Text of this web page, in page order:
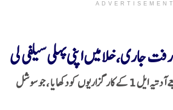
ADVERTISEMENT
اسرو نے ایک ویڈیو کے ذریعے آدتیہ ایل 1 کے کارگزاریوں کو دکھایا ، جو سوشل